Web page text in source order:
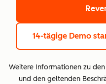
14-tägige Demo
Weitere Informationen zu
und den geltenden